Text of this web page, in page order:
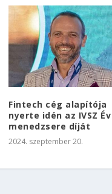
Fintech cég alapítója
nyerte idén az IVSZ Év
menedzsere díját
2024. szeptember 20.